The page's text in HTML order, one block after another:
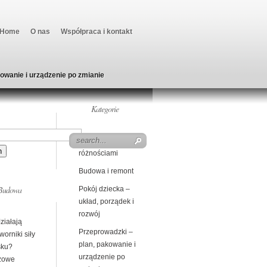
Home O nas Współpraca i kontakt
i urządzenie po zmianie
siły
Kategorie
Beczka z
różnościami
Budowa i remont
Pokój dziecka –
układ, porządek i
rozwój
Przeprowadzki –
plan, pakowanie i
urządzenie po